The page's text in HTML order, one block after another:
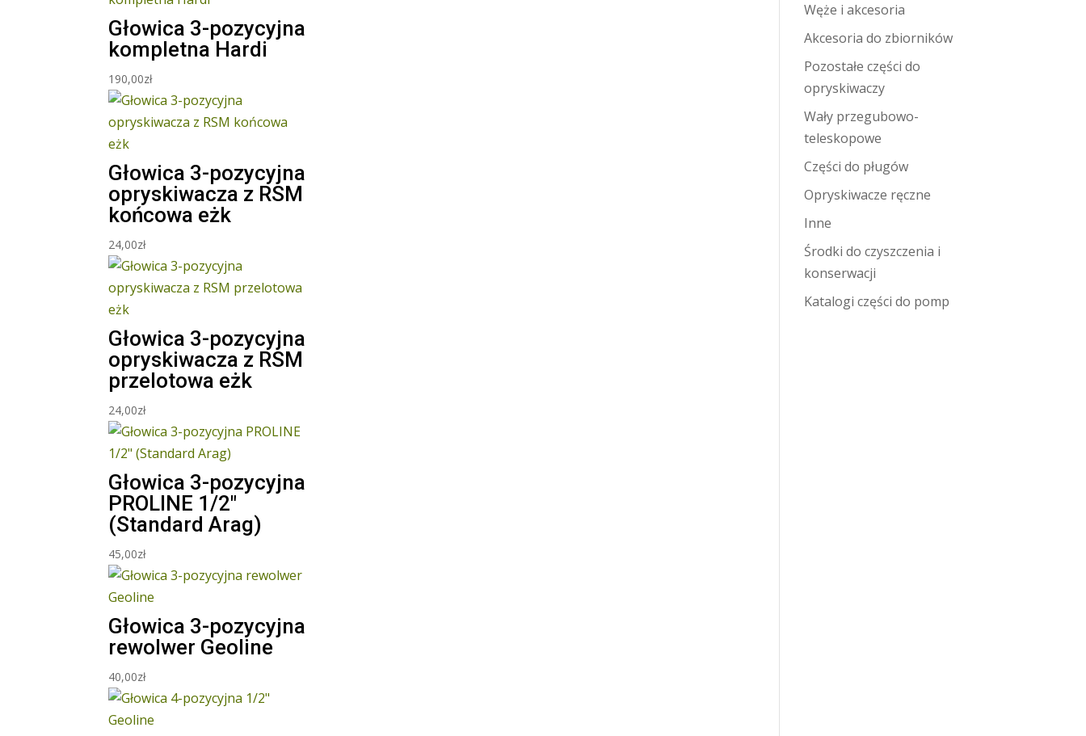
Głowica 3-pozycyjna
kompletna Hardi
190,00zł
Głowica 3-pozycyjna
opryskiwacza z RSM
końcowa eżk
24,00zł
Głowica 3-pozycyjna
opryskiwacza z RSM
przelotowa eżk
24,00zł
Głowica 3-pozycyjna
PROLINE 1/2″
(Standard Arag)
45,00zł
Głowica 3-pozycyjna
rewolwer Geoline
40,00zł
Węże i akcesoria
Akcesoria do zbiorników
Pozostałe części do
opryskiwaczy
Wały przegubowo-
teleskopowe
Części do pługów
Opryskiwacze ręczne
Inne
Środki do czyszczenia i
konserwacji
Katalogi części do pomp